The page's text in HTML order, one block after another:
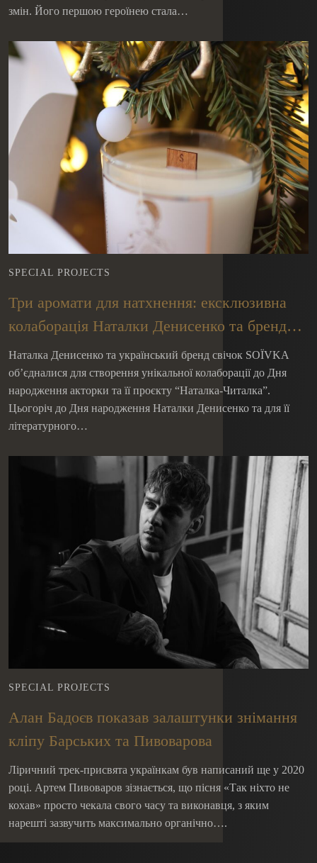
змін. Його першою героїнею стала…
SPECIAL PROJECTS
Три аромати для натхнення: ексклюзивна
колаборація Наталки Денисенко та бренду
SOЇVKA
Наталка Денисенко та український бренд свічок SOЇVKA
об’єдналися для створення унікальної колаборації до Дня
народження акторки та її проєкту “Наталка-Читалка”.
Цьогоріч до Дня народження Наталки Денисенко та для її
літературного…
SPECIAL PROJECTS
Алан Бадоєв показав залаштунки знімання
кліпу Барських та Пивоварова
Ліричний трек-присвята українкам був написаний ще у 2020
році. Артем Пивоваров зізнається, що пісня «Так ніхто не
кохав» просто чекала свого часу та виконавця, з яким
нарешті зазвучить максимально органічно….